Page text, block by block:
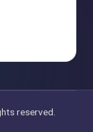
reserved.